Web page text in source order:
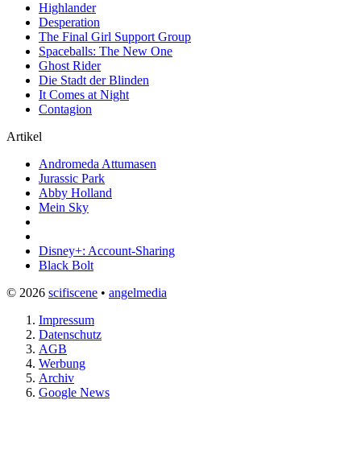
Highlander
Desperation
The Final Girl Support Group
Spaceballs: The New One
Ghost Rider
Die Stadt der Blinden
It Comes at Night
Contagion
Artikel
Andromeda Attumasen
Jurassic Park
Abby Holland
Mein Sky
Disney+: Account-Sharing
Black Bolt
© 2026 scifiscene • angelmedia
Impressum
Datenschutz
AGB
Werbung
Archiv
Google News